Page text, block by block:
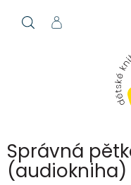
Správná
(audiokniha)